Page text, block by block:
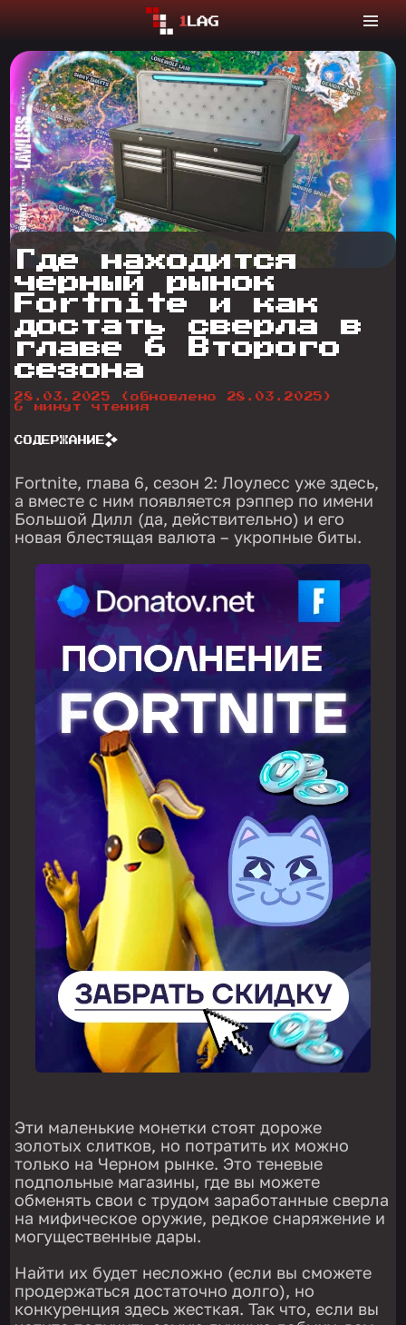
Где находится
черный рынок
Fortnite и как
достать сверла в
главе 6 Второго
сезона
28.03.2025
(обновлено 28.03.2025)
6 минут чтения
СОДЕРЖАНИЕ
Fortnite, глава 6, сезон 2: Лоулесс уже здесь,
а вместе с ним появляется рэппер по имени
Большой Дилл (да, действительно) и его
новая блестящая валюта – укропные биты.
Эти маленькие монетки стоят дороже
золотых слитков, но потратить их можно
только на Черном рынке. Это теневые
подпольные магазины, где вы можете
обменять свои с трудом заработанные сверла
на мифическое оружие, редкое снаряжение и
могущественные дары.
Найти их будет несложно (если вы сможете
продержаться достаточно долго), но
конкуренция здесь жесткая. Так что, если вы